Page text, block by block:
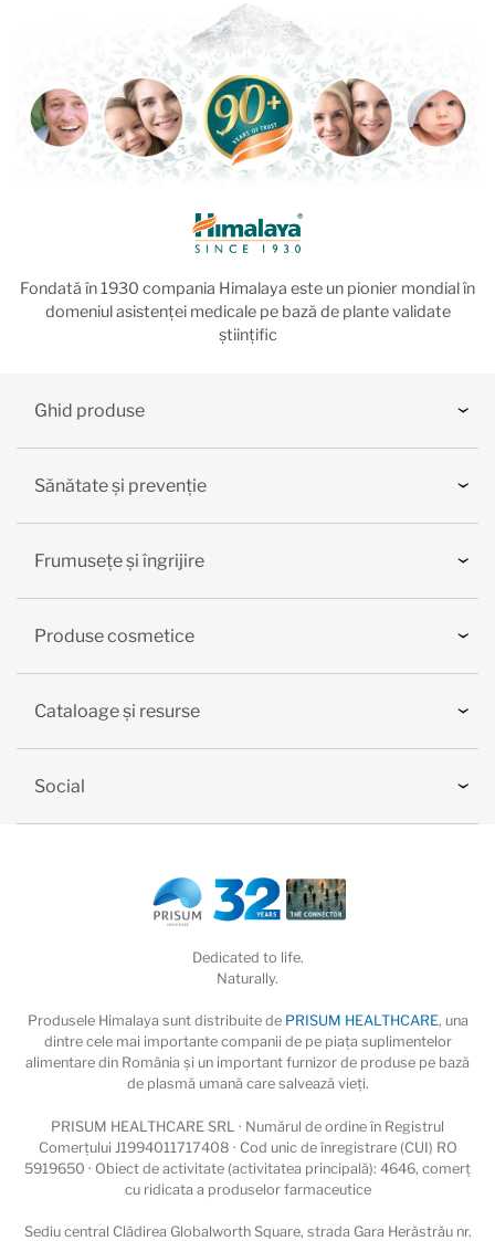
Fondată în 1930 compania Himalaya este un pionier mondial în
domeniul asistenței medicale pe bază de plante validate
științific
Ghid produse
Sănătate și prevenție
Frumusețe și îngrijire
Produse cosmetice
Cataloage și resurse
Social
Dedicated to life.
Naturally.
Produsele Himalaya sunt distribuite de PRISUM HEALTHCARE, una
dintre cele mai importante companii de pe piaţa suplimentelor
alimentare din România și un important furnizor de produse pe bază
de plasmă umană care salvează vieţi.
PRISUM HEALTHCARE SRL · Numărul de ordine în Registrul
Comerțului J1994011717408 · Cod unic de înregistrare (CUI) RO
5919650 · Obiect de activitate (activitatea principală): 4646, comerț
cu ridicata a produselor farmaceutice
Sediu central Clădirea Globalworth Square, strada Gara Herăstrău nr.